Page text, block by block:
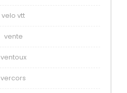
velo vtt
vente
ventoux
vercors